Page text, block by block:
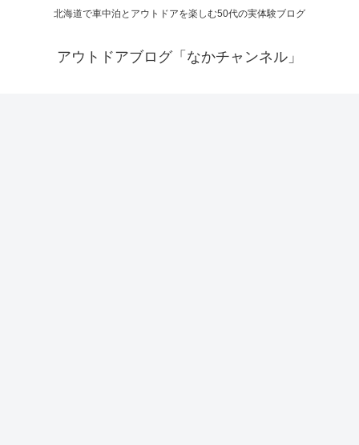
北海道で車中泊とアウトドアを楽しむ50代の実体験ブログ
アウトドアブログ「なかチャンネル」